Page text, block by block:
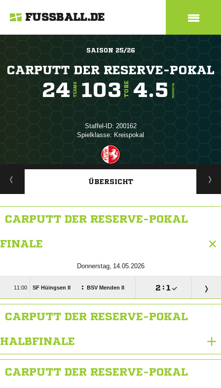
FUSSBALL.DE
SAISON 25/26
CARPUTT DER RESERVE-POKAL
24 TEAMS 103 TORE 4.5 TORE/SPIEL
Staffel-ID: 200162
Spielklasse: Kreispokal
ANZEIGE
ÜBERSICHT
CARPUTT DER RESERVE-POKAL
FINALE
 
 SF Hüingsen II : BSV Menden II  : 
CARPUTT DER RESERVE-POKAL
HALBFINALE
CARPUTT DER RESERVE-POKAL